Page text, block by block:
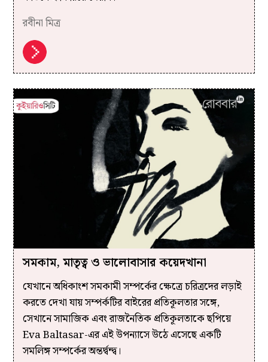
রবীনা মিত্র
সমকাম, মাতৃত্ব ও ভালোবাসার কয়েদখানা
যেখানে অধিকাংশ সমকামী সম্পর্কের ক্ষেত্রে চরিত্রদের লড়াই
করতে দেখা যায় সম্পর্কটির বাইরের প্রতিকূলতার সঙ্গে,
সেখানে সামাজিক এবং রাজনৈতিক প্রতিকূলতাকে ছপিয়ে
Eva Baltasar-এর এই উপন্যাসে উঠে এসেছে একটি
সমলিঙ্গ সম্পর্কের অন্তর্দ্বন্দ্ব।